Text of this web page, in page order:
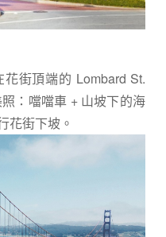
街頂端的 Lombard St.
：噹噹車 + 山坡下的海
花街下坡。